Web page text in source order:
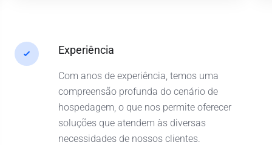
Experiência
Com anos de experiência, temos uma
compreensão profunda do cenário de
hospedagem, o que nos permite oferecer
soluções que atendem às diversas
necessidades de nossos clientes.